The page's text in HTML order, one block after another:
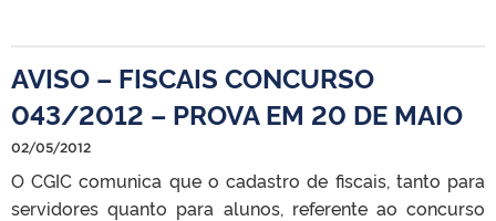
AVISO – FISCAIS CONCURSO
043/2012 – PROVA EM 20 DE MAIO
02/05/2012
O CGIC comunica que o cadastro de fiscais, tanto para
servidores quanto para alunos, referente ao concurso